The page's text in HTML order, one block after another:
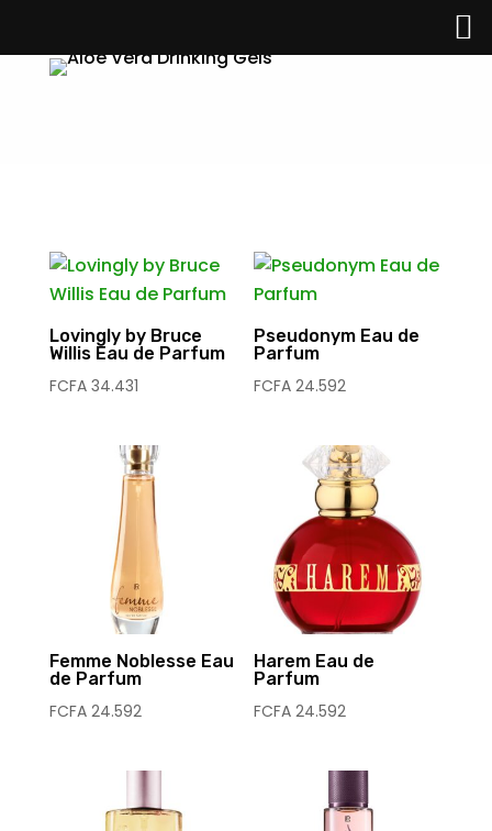
Lovingly by Bruce
Willis Eau de Parfum
FCFA34.431
Pseudonym Eau de
Parfum
FCFA 24.592
Femme Noblesse Eau
de Parfum
FCFA24.592
Harem Eau de
Parfum
FCFA 24.592